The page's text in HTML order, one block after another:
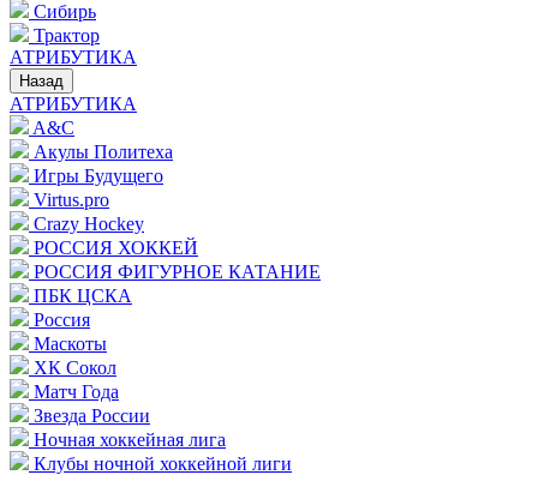
Сибирь
Трактор
АТРИБУТИКА
Назад
АТРИБУТИКА
A&C
Акулы Политеха
Игры Будущего
Virtus.pro
Crazy Hockey
РОССИЯ ХОККЕЙ
РОССИЯ ФИГУРНОЕ КАТАНИЕ
ПБК ЦСКА
Россия
Маскоты
ХК Сокол
Матч Года
Звезда России
Ночная хоккейная лига
Клубы ночной хоккейной лиги